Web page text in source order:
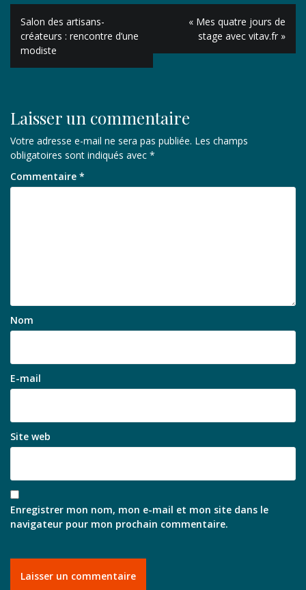
Navigation
de
l’article
Salon des artisans-
créateurs : rencontre d’une
modiste
« Mes quatre jours de
stage avec vitav.fr »
Laisser un commentaire
Votre adresse e-mail ne sera pas publiée. Les champs
obligatoires sont indiqués avec *
Commentaire *
Nom
E-mail
Site web
Enregistrer mon nom, mon e-mail et mon site dans le
navigateur pour mon prochain commentaire.